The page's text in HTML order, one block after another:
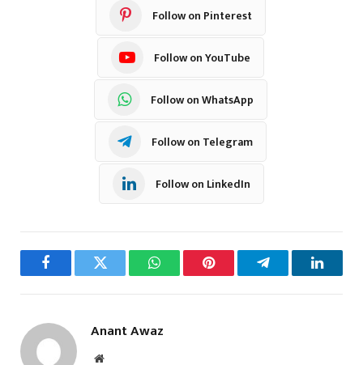
Follow on Pinterest
Follow on YouTube
Follow on WhatsApp
Follow on Telegram
Follow on LinkedIn
FacebookTwitter WhatsAppPinterest Telegram
Anant Awaz
Website